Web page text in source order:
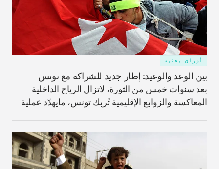
أوراق بحثية
بين الوعد والوعيد: إطار جديد للشراكة مع تونس
بعد سنوات خمس من الثورة، لاتزال الرياح الداخلية
المعاكسة والزوابع الإقليمية تُربك تونس، مايهدّد عملية